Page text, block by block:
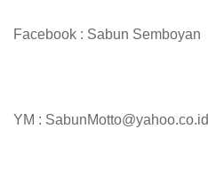
Facebook : Sabun Semboyan
YM : SabunMotto@yahoo.co.id